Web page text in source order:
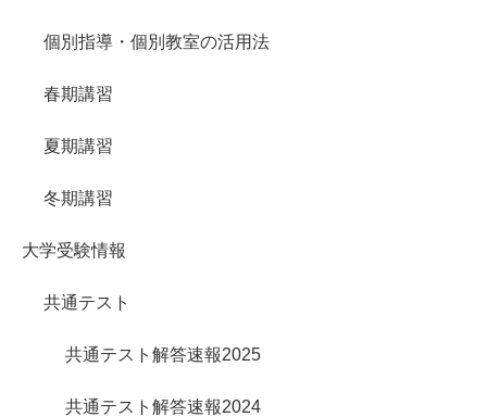
個別指導・個別教室の活用法
春期講習
夏期講習
冬期講習
大学受験情報
共通テスト
共通テスト解答速報2025
共通テスト解答速報2024